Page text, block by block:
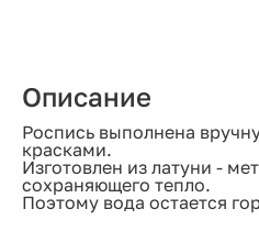
Описание
Роспись выполнена
красками.
Изготовлен из латуни -
сохраняющего тепло.
Поэтому вода остается